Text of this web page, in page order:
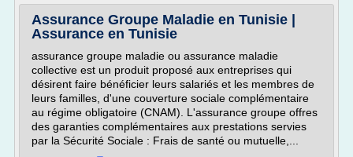
Assurance Groupe Maladie en Tunisie |
Assurance en Tunisie
assurance groupe maladie ou assurance maladie
collective est un produit proposé aux entreprises qui
désirent faire bénéficier leurs salariés et les membres de
leurs familles, d'une couverture sociale complémentaire
au régime obligatoire (CNAM). L'assurance groupe offres
des garanties complémentaires aux prestations servies
par la Sécurité Sociale : Frais de santé ou mutuelle,...